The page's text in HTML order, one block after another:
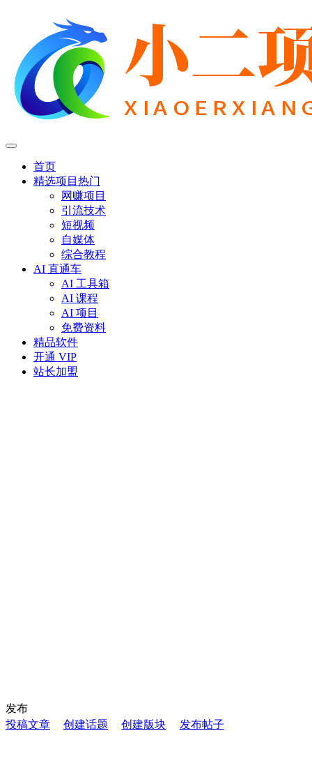
首页
精选项目 热门
网赚项目
引流技术
短视频
自媒体
综合教程
AI 直通车
AI 工具箱
AI 课程
AI 项目
免费资料
精品软件
开通 VIP
站长加盟
发布
投稿文章
创建话题 创建版块 发布帖子